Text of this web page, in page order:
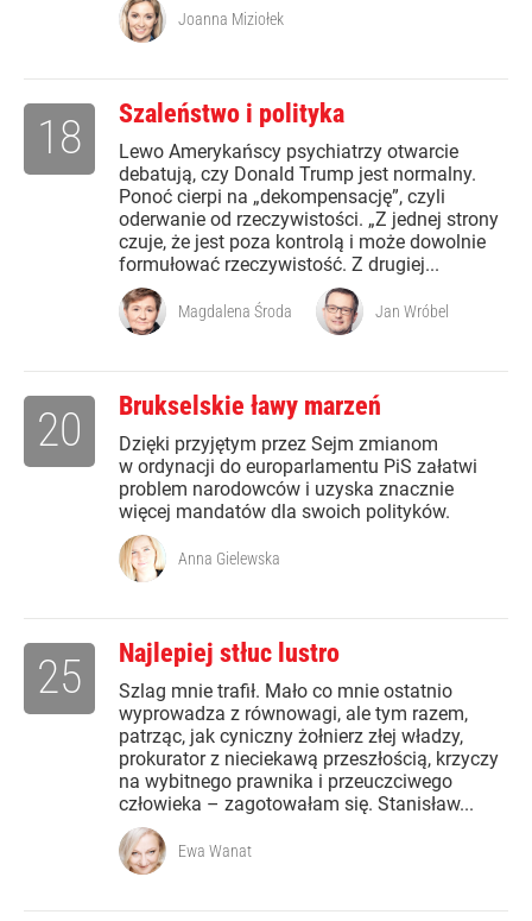
Joanna Miziołek
Szaleństwo i polityka
Lewo Amerykańscy psychiatrzy otwarcie
debatują, czy Donald Trump jest normalny.
Ponoć cierpi na „dekompensację”, czyli
oderwanie od rzeczywistości. „Z jednej strony
czuje, że jest poza kontrolą i może dowolnie
formułować rzeczywistość. Z drugiej...
18
Magdalena Środa Jan Wróbel
Brukselskie ławy marzeń
Dzięki przyjętym przez Sejm zmianom
w ordynacji do europarlamentu PiS załatwi
problem narodowców i uzyska znacznie
więcej mandatów dla swoich polityków.
20
Anna Gielewska
Najlepiej stłuc lustro
Szlag mnie trafił. Mało co mnie ostatnio
wyprowadza z równowagi, ale tym razem,
patrząc, jak cyniczny żołnierz złej władzy,
prokurator z nieciekawą przeszłością, krzyczy
na wybitnego prawnika i przeuczciwego
człowieka – zagotowałam się. Stanisław...
25
Ewa Wanat